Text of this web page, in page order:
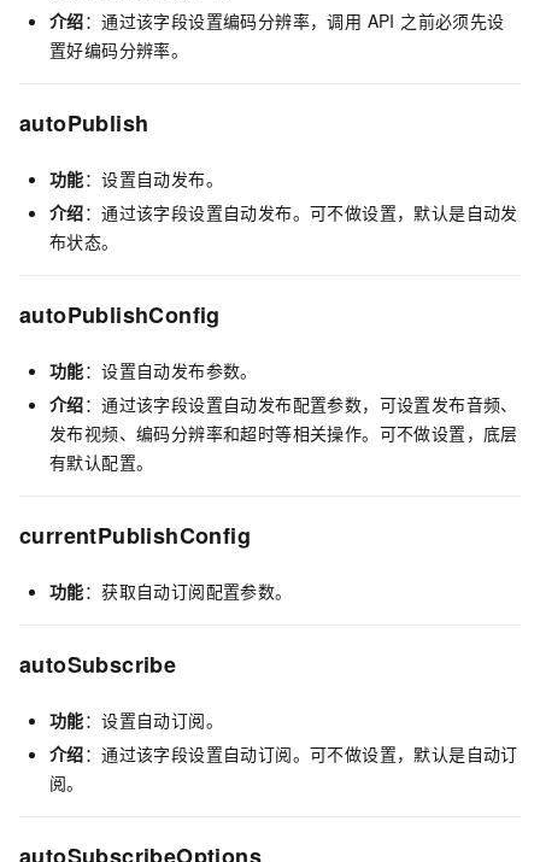
介绍：通过该字段设置编码分辨率，调用 API 之前必须先设
置好编码分辨率。
autoPublish
功能：设置自动发布。
介绍：通过该字段设置自动发布。可不做设置，默认是自动发
布状态。
autoPublishConfig
功能：设置自动发布参数。
介绍：通过该字段设置自动发布配置参数，可设置发布音频、
发布视频、编码分辨率和超时等相关操作。可不做设置，底层
有默认配置。
currentPublishConfig
功能：获取自动订阅配置参数。
autoSubscribe
功能：设置自动订阅。
介绍：通过该字段设置自动订阅。可不做设置，默认是自动订
阅。